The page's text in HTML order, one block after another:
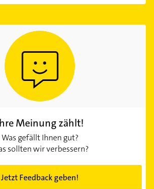
Meinung zählt!
Was gefällt Ihnen gut?
sollten wir verbessern?
Jetzt Feedback geben!